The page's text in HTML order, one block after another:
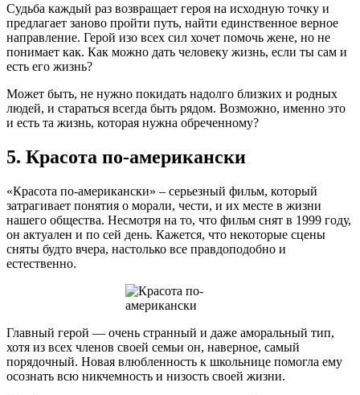
Судьба каждый раз возвращает героя на исходную точку и
предлагает заново пройти путь, найти единственное верное
направление. Герой изо всех сил хочет помочь жене, но не
понимает как. Как можно дать человеку жизнь, если ты сам и
есть его жизнь?
Может быть, не нужно покидать надолго близких и родных
людей, и стараться всегда быть рядом. Возможно, именно это
и есть та жизнь, которая нужна обреченному?
5. Красота по-американски
«Красота по-американски» – серьезный фильм, который
затрагивает понятия о морали, чести, и их месте в жизни
нашего общества. Несмотря на то, что фильм снят в 1999 году,
он актуален и по сей день. Кажется, что некоторые сцены
сняты будто вчера, настолько все правдоподобно и
естественно.
Главный герой — очень странный и даже аморальный тип,
хотя из всех членов своей семьи он, наверное, самый
порядочный. Новая влюбленность к школьнице помогла ему
осознать всю никчемность и низость своей жизни.